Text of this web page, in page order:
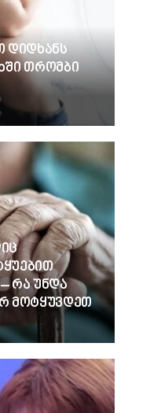
დიდხანს
თრომბი
რა უნდა
მოტყუვდეთ